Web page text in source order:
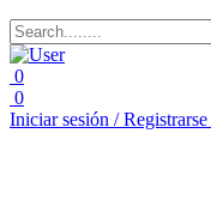
0
0
Iniciar sesión / Registrarse